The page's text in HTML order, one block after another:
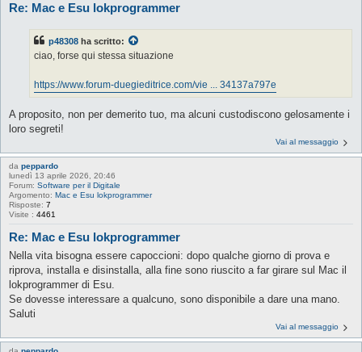
Re: Mac e Esu lokprogrammer
p48308 ha scritto:
ciao, forse qui stessa situazione
https://www.forum-duegieditrice.com/vie ... 34137a797e
A proposito, non per demerito tuo, ma alcuni custodiscono gelosamente i
loro segreti!
Vai al messaggio
da peppardo
lunedì 13 aprile 2026, 20:46
Forum: Software per il Digitale
Argomento: Mac e Esu lokprogrammer
Risposte: 7
Visite : 4461
Re: Mac e Esu lokprogrammer
Nella vita bisogna essere capoccioni: dopo qualche giorno di prova e
riprova, installa e disinstalla, alla fine sono riuscito a far girare sul Mac il
lokprogrammer di Esu.
Se dovesse interessare a qualcuno, sono disponibile a dare una mano.
Saluti
Vai al messaggio